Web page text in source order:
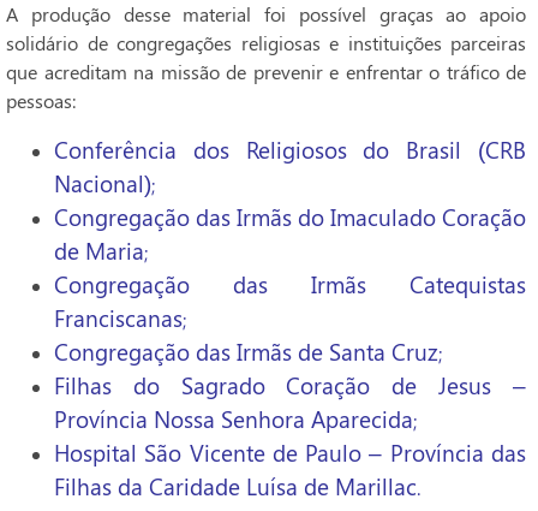
A produção desse material foi possível graças ao apoio
solidário de congregações religiosas e instituições parceiras
que acreditam na missão de prevenir e enfrentar o tráfico de
pessoas:
Conferência dos Religiosos do Brasil (CRB
Nacional);
Congregação das Irmãs do Imaculado Coração
de Maria;
Congregação das Irmãs Catequistas
Franciscanas;
Congregação das Irmãs de Santa Cruz;
Filhas do Sagrado Coração de Jesus –
Província Nossa Senhora Aparecida;
Hospital São Vicente de Paulo – Província das
Filhas da Caridade Luísa de Marillac.